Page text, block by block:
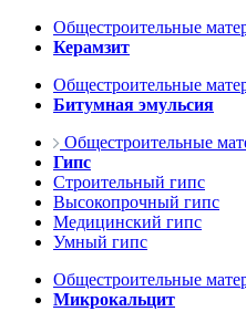
Общестроительные
Керамзит
Общестроительные
Битумная эмульсия
Общестроительные
Гипс
Строительный гипс
Высокопрочный гипс
Медицинский гипс
Умный гипс
Общестроительные
Микрокальцит